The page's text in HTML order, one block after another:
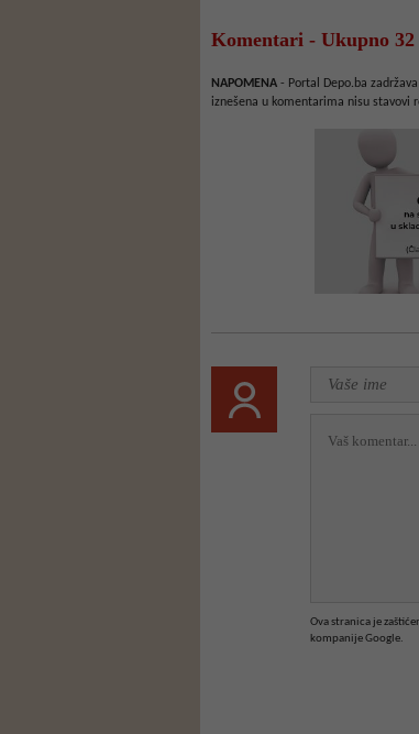
Komentari - Ukupno 32
NAPOMENA - Portal Depo.ba
iznešena u komentarima nisu stavovi
Ova stranica je
kompanije Google.